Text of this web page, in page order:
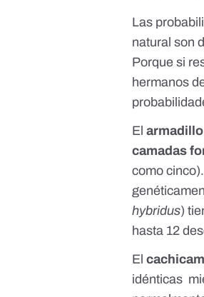
Las
natural son
Porque si
hermanos
El
camadas
como cinco
hybridus)
hasta 12
El
idénticas